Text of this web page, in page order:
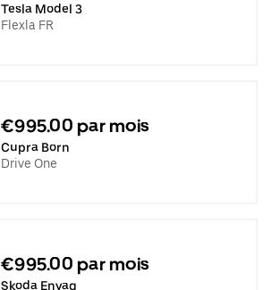
Tesla Model 3
Flexla FR
€995.00 par mois
Cupra Born
Drive One
€995.00 par mois
Skoda Enyaq